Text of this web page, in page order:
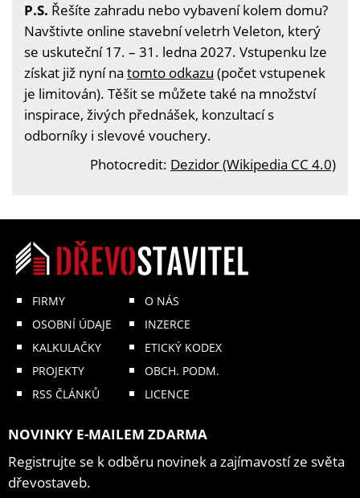
P.S. Řešíte zahradu nebo vybavení kolem domu?
Navštivte online stavební veletrh Veleton, který
se uskuteční 17. – 31. ledna 2027. Vstupenku lze
získat již nyní na tomto odkazu (počet vstupenek
je limitován). Těšit se můžete také na množství
inspirace, živých přednášek, konzultací s
odborníky i slevové vouchery.
Photocredit: Dezidor (Wikipedia CC 4.0)
FIRMY
OSOBNÍ ÚDAJE
KALKULAČKY
PROJEKTY
RSS ČLÁNKŮ
O NÁS
INZERCE
ETICKÝ KODEX
OBCH. PODM.
LICENCE
NOVINKY E-MAILEM ZDARMA
Registrujte se k odběru novinek a zajímavostí ze světa
dřevostaveb.